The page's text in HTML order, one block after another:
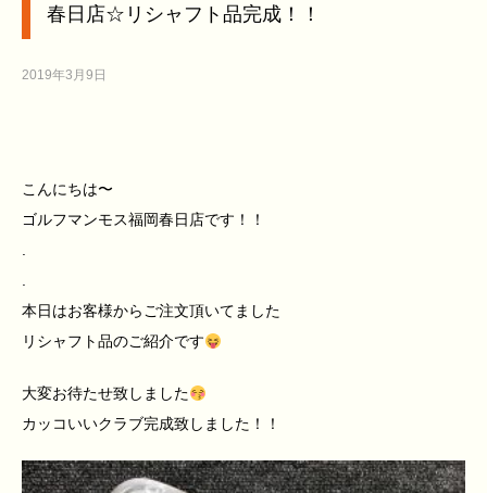
春日店☆リシャフト品完成！！
2019年3月9日
こんにちは〜
ゴルフマンモス福岡春日店です！！
.
.
本日はお客様からご注文頂いてました
リシャフト品のご紹介です
大変お待たせ致しました
カッコいいクラブ完成致しました！！